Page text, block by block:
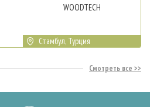
WOODTECH
Стамбул, Турция
Смотреть все